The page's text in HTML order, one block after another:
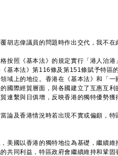
志偉議員的問題時作出交代，我不在
照《基本法》的規定實行「港人治港
基本法》第116條及第151條賦予特區
域上的地位。香港在《基本法》和「一
國際經貿層面，與各國建立了互惠互利
連繫與日俱增，反映香港的獨特優勢獲
及香港情況時若出現不實或偏頗，特
國以香港的獨特地位為基礎，繼續維
共同利益，特區政府會繼續維持和鞏固